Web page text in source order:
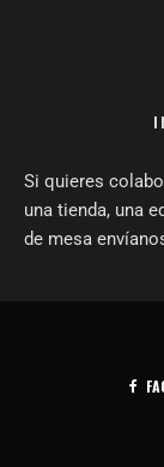
Si quieres
una tienda, una
de mesa